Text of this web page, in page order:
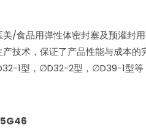
/食品用弹性体密封塞及预灌封
技术，保证了产品性能与成本
1型，∅D32-2型，∅D39-1型